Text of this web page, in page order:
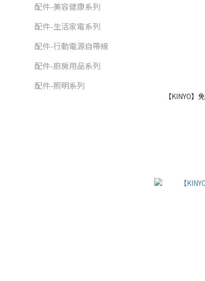
配件-美容健康系列
配件-生活家電系列
配件-行動電源自帶線
配件-廚房用品系列
配件-照明系列
【KINYO